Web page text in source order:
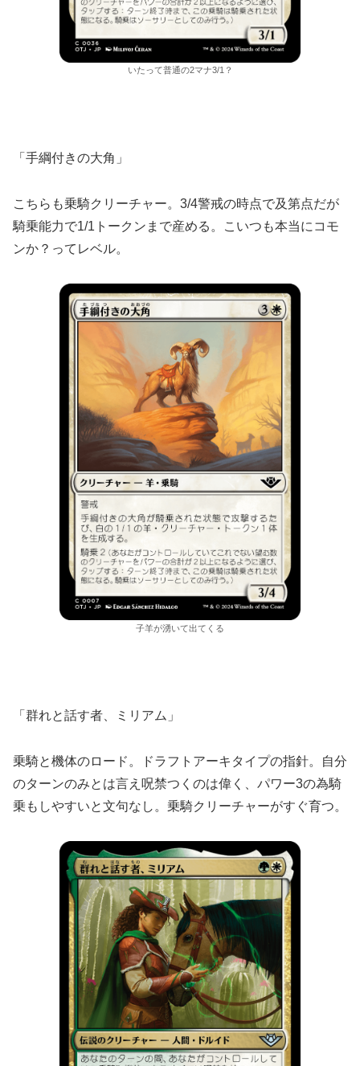
いたって普通の2マナ3/1？
「手綱付きの大角」
こちらも乗騎クリーチャー。3/4警戒の時点で及第点だが
騎乗能力で1/1トークンまで産める。こいつも本当にコモ
ンか？ってレベル。
子羊が湧いて出てくる
「群れと話す者、ミリアム」
乗騎と機体のロード。ドラフトアーキタイプの指針。自分
のターンのみとは言え呪禁つくのは偉く、パワー3の為騎
乗もしやすいと文句なし。乗騎クリーチャーがすぐ育つ。